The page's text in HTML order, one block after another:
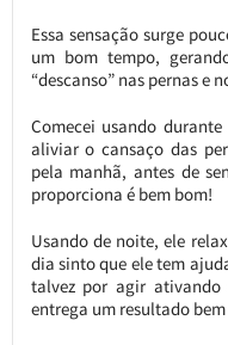
Essa sensação surge
um bom tempo,
“descanso” nas pernas e
Comecei usando
aliviar o cansaço das
pela manhã, antes de
proporciona é bem bom!
Usando de noite, ele
dia sinto que ele tem
talvez por agir ativando
entrega um resultado